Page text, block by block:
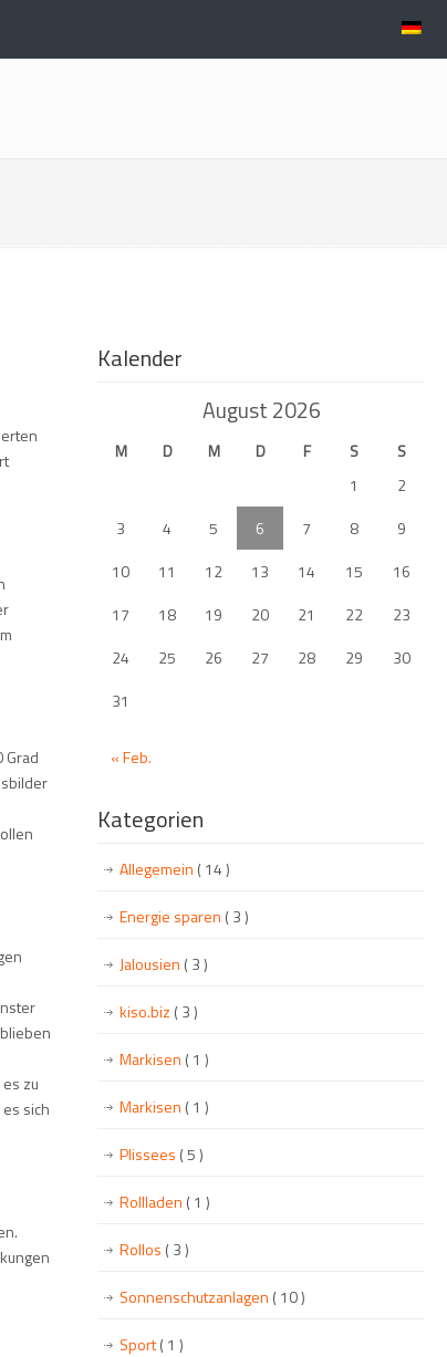
Grad
zu
sich
Kalender
August 2026
M D M D F S
S
1
2
3
4 5 6 7 8
9
10
11 12 13 14 15
16
17
18 19 20 21 22
23
24
25 26 27 28 29
30
31
« Feb.
Kategorien
Allegemein ( 14 )
Energie sparen ( 3 )
Jalousien ( 3 )
kiso.biz ( 3 )
Markisen ( 1 )
Markisen ( 1 )
Plissees ( 5 )
Rollladen ( 1 )
Rollos ( 3 )
Sonnenschutzanlagen ( 10 )
Sport( 1 )